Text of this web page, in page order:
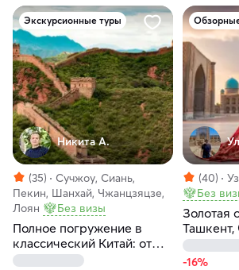
Экскурсионные туры
Никита А.
(35)
Сучжоу, Сиань,
Пекин, Шанхай, Чжанцзяцзе,
Лоян
Без визы
Полное погружение в
классический Китай: от
Пекина до Шанхая
(40)
Без
Золотая
Бухара
-16%